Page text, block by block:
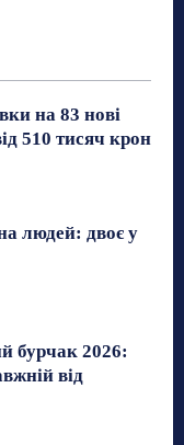
на 83 нові
510 тисяч крон
людей: двоє у
бурчак 2026:
від